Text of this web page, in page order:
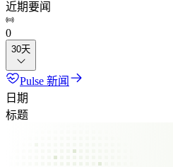
近期要闻
0
30天
Pulse 新闻
日期
标题